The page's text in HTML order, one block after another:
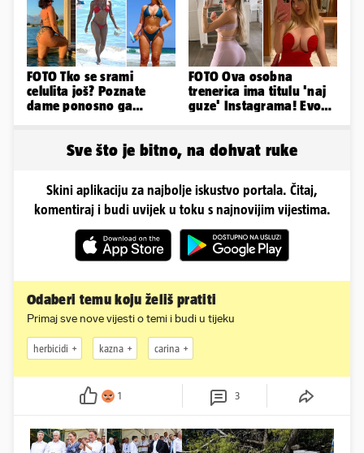
FOTO Tko se srami
celulita još? Poznate
dame ponosno ga
FOTO Ova osobna
trenerica ima titulu 'naj
guze' Instagrama! Evo
Sve što je bitno, na dohvat ruke
Skini aplikaciju za najbolje iskustvo portala. Čitaj,
komentiraj i budi uvijek u toku s najnovijim vijestima.
Odaberi temu koju želiš pratiti
Primaj sve nove vijesti o temi i budi u tijeku
herbicidi kazna carina
1 3